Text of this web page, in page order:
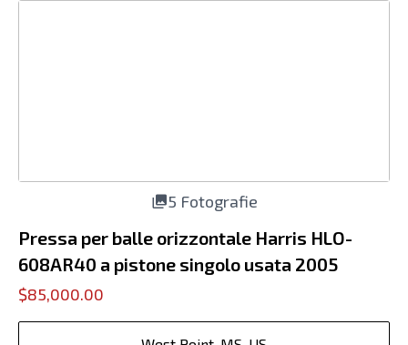
5 Fotografie
Pressa per balle orizzontale Harris HLO-
608AR40 a pistone singolo usata 2005
$85,000.00